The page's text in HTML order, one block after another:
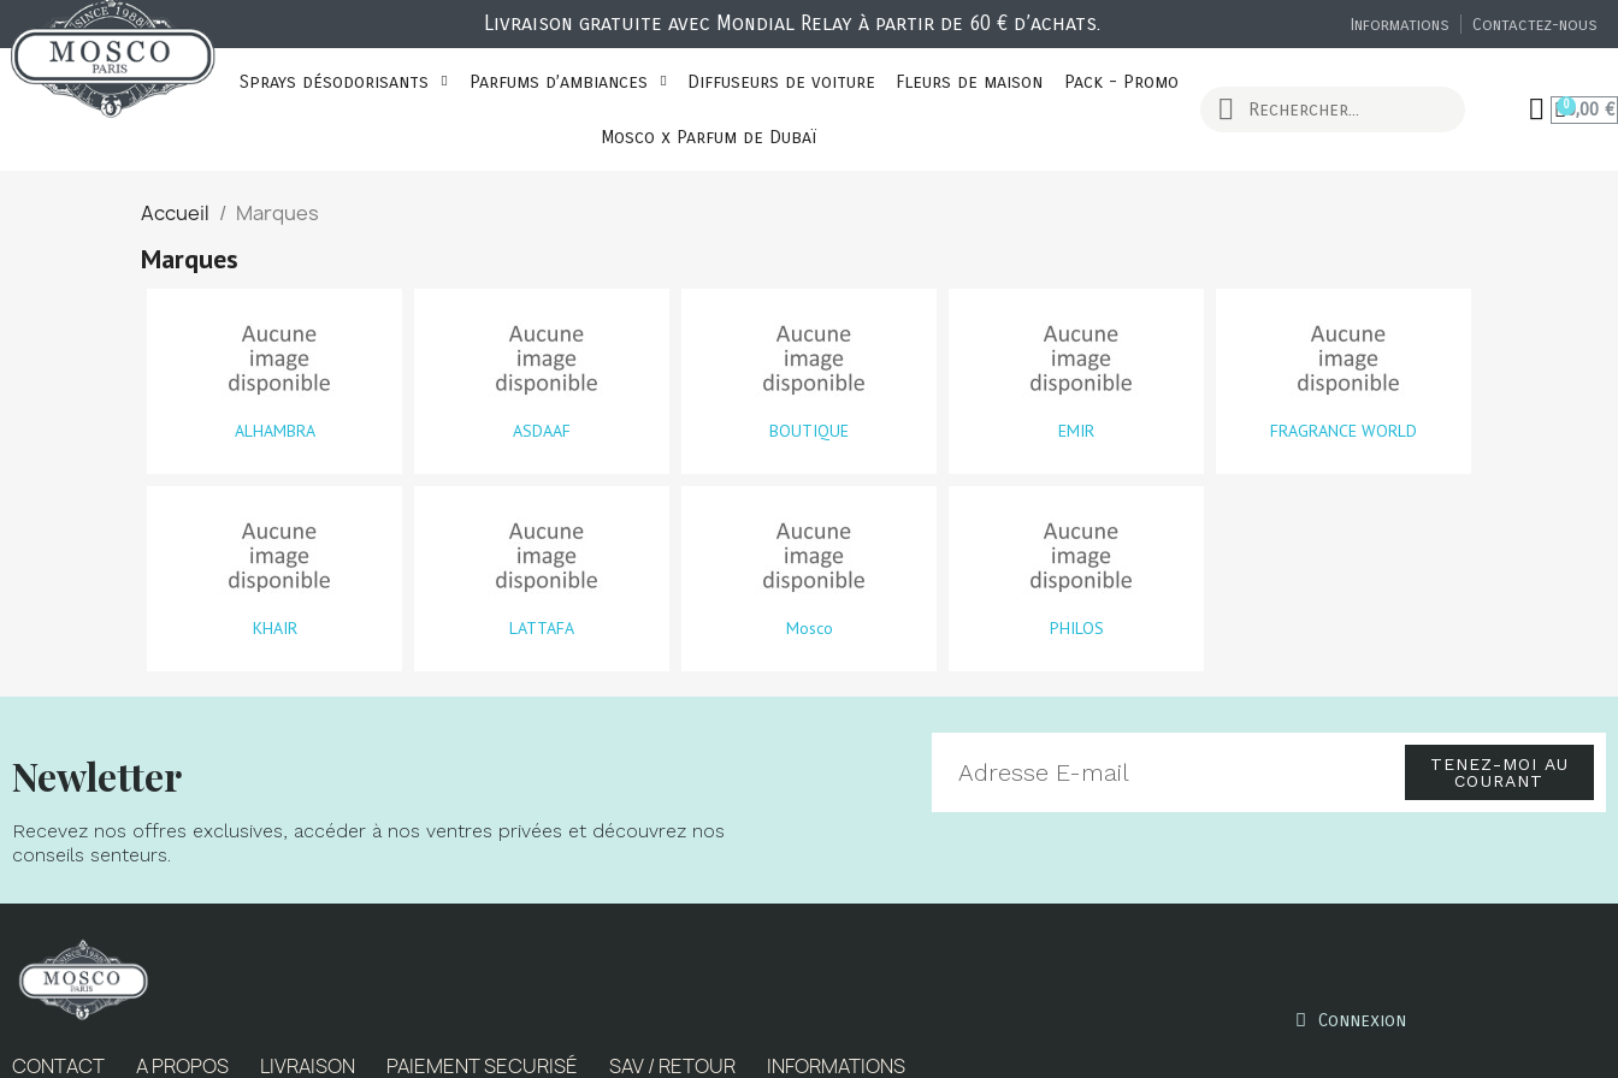
Livraison gratuite avec Mondial Relay à partir de 60 € d’achats. Informations Contactez-nous
Sprays désodorisants Parfums d’ambiances Diffuseurs de voiture Fleurs de maison Pack - Promo
Mosco x Parfum de Dubaï
0,00 €
Accueil Marques
Marques
ALHAMBRA ASDAAF BOUTIQUE EMIR FRAGRANCE WORLD
KHAIR LATTAFA Mosco PHILOS
Newletter
Recevez nos offres exclusives, accéder à nos ventres privées et découvrez nos
conseils senteurs.
TENEZ-MOI AU
COURANT
CONTACT A PROPOS LIVRAISON PAIEMENT SECURISÉ SAV / RETOUR INFORMATIONS
Connexion